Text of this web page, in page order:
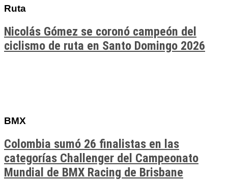
Ruta
Nicolás Gómez se coronó campeón del
ciclismo de ruta en Santo Domingo 2026
BMX
Colombia sumó 26 finalistas en las
categorías Challenger del Campeonato
Mundial de BMX Racing de Brisbane